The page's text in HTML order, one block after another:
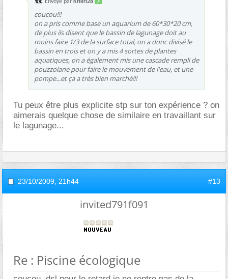
Envoyé par Krikri28
coucou!!!
on a pris comme base un aquarium de 60*30*20 cm,
de plus ils disent que le bassin de lagunage doit au
moins faire 1/3 de la surface total, on a donc divisé le
bassin en trois et on y a mis 4 sortes de plantes
aquatiques, on a également mis une cascade rempli de
pouzzolane pour faire le mouvement de l'eau, et une
pompe...et ça a très bien marché!!!
Tu peux être plus explicite stp sur ton expérience ? on
aimerais quelque chose de similaire en travaillant sur
le lagunage...
23/10/2009, 21h44 #13
invited791f091
Re : Piscine écologique